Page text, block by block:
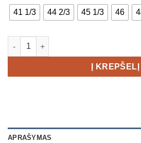
41 1/3 44 2/3 45 1/3 46
produkto kiekis: Hoka Challenger 8
Į KREPŠELĮ
APRAŠYMAS